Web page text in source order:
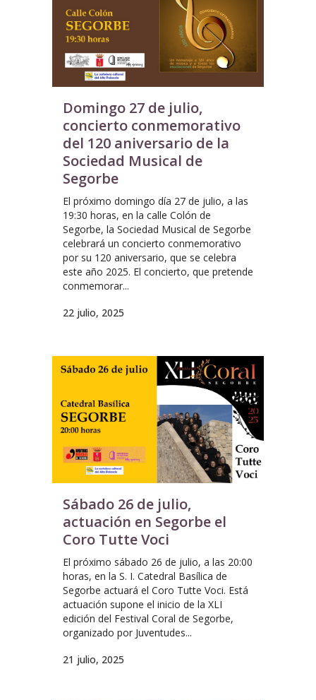
Domingo 27 de julio,
concierto conmemorativo
del 120 aniversario de la
Sociedad Musical de
Segorbe
El próximo domingo día 27 de julio, a las
19:30 horas, en la calle Colón de
Segorbe, la Sociedad Musical de Segorbe
celebrará un concierto conmemorativo
por su 120 aniversario, que se celebra
este año 2025. El concierto, que pretende
conmemorar...
22 julio, 2025
Sábado 26 de julio,
actuación en Segorbe el
Coro Tutte Voci
El próximo sábado 26 de julio, a las 20:00
horas, en la S. I. Catedral Basílica de
Segorbe actuará el Coro Tutte Voci. Está
actuación supone el inicio de la XLI
edición del Festival Coral de Segorbe,
organizado por Juventudes...
21 julio, 2025